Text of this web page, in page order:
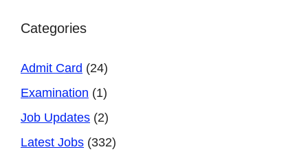
Categories
Admit Card (24)
Examination (1)
Job Updates (2)
Latest Jobs (332)